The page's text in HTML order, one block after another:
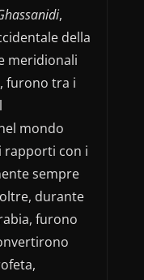
,
della
meridionali
furono tra i
mondo
rapporti con i
sempre
durante
furono